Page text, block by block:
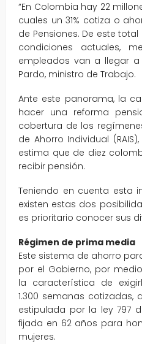
“En Colombia hay 22
cuales un 31% cotiza o
de Pensiones. De este
condiciones actuales,
empleados van a llegar a
Pardo, ministro de Trabajo.
Ante este panorama, la
hacer una reforma
cobertura de los
de Ahorro Individual
estima que de diez
recibir pensión.
Teniendo en cuenta esta
existen estas dos
es prioritario conocer sus
Régimen de prima media
Este sistema de ahorro
por el Gobierno, por
la característica de
1.300 semanas
estipulada por la ley 797
fijada en 62 años para
mujeres.